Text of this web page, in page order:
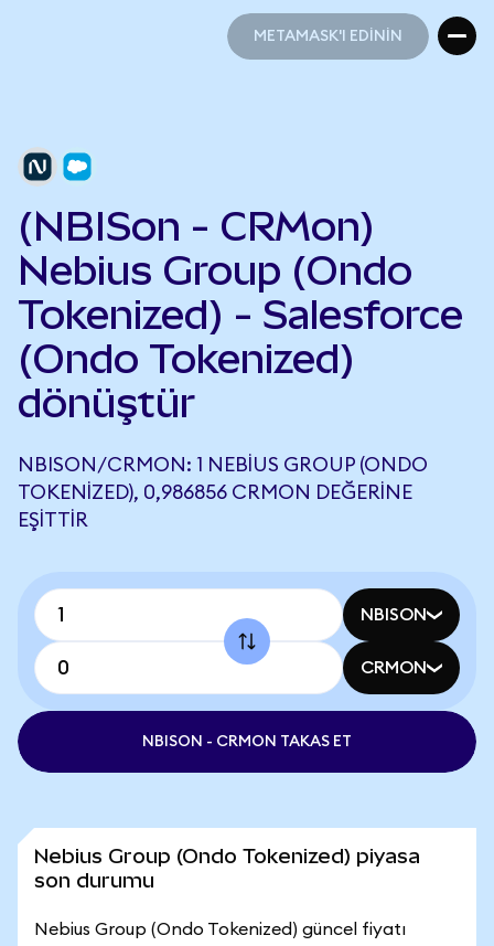
METAMASK'I EDİNİN
(NBISon - CRMon)
Nebius Group (Ondo
Tokenized) - Salesforce
(Ondo Tokenized)
dönüştür
NBISON/CRMON: 1 NEBIUS GROUP (ONDO
TOKENIZED), 0,986856 CRMON DEĞERINE
EŞITTIR
NBISON
CRMON
NBISON - CRMON TAKAS ET
Nebius Group (Ondo Tokenized) piyasa
son durumu
Nebius Group (Ondo Tokenized) güncel fiyatı